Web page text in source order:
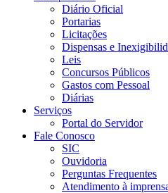
Diário Oficial
Portarias
Licitações
Dispensas e
Leis
Concursos Públicos
Gastos com Pessoal
Diárias
Serviços
Portal do Servidor
Fale Conosco
SIC
Ouvidoria
Perguntas Frequentes
Atendimento à